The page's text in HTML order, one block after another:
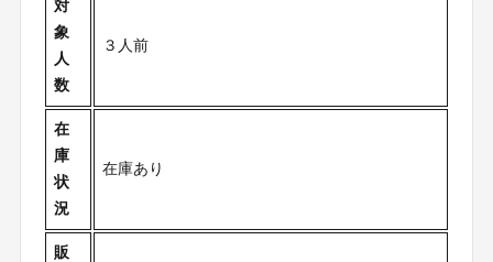
対
象
人
数
３人前
在
庫
状
況
在庫あり
販